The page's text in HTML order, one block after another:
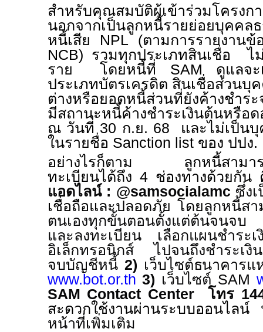
สำหรับคุณสมบัติผู้เข้าร่วมโครงก
นอกจากเป็นลูกหนี้รายย่อยบุคค
หนี้เสีย NPL (ตามการรายงาน
NCB) รวมทุกประเภทสินเชื่อ ไ
ราย โดยหนี้ที่ SAM ดูแลจ
ประเภทบัตรเครดิต สินเชื่อส่ว
ต่างหรือยอดหนี้ส่วนที่ยังค้างชำร
มีสถานะหนี้ค้างชำระเงินต้นหรือ
ณ วันที่ 30 ก.ย. 68 และไม่เป็น
ในรายชื่อ Sanction list ของ ปปง.
อย่างไรก็ตาม ลูกหนี้สามารถ
ทะเบียนได้ถึง 4ช่องทางด้วยกั
แอดไลน์ : @samsocialamc ซึ่ง
เชื่อถือและปลอดภัย โดยลูกหนี้สา
ตนเองทุกขั้นตอนตั้งแต่ต้นจนจบ
และลงทะเบียน เลือกแผนชำร
อิเล็กทรอนิกส์ ไปจนถึงชำระเงิ
จบบัญชีหนี้2) เว็บไซต์ธนาคาร
www.bot.or.th 3) เว็บไซต์ SAM
SAM Contact Centerโทร
สะดวกใช้งานผ่านระบบออนไลน์
หน้าที่เพิ่มเติม